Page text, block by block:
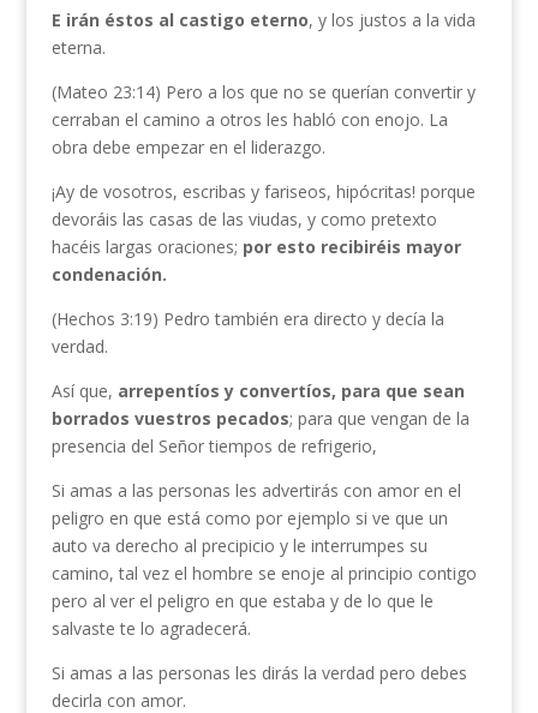
E irán éstos al castigo eterno, y los justos a la vida
eterna.
(Mateo 23:14) Pero a los que no se querían convertir y
cerraban el camino a otros les habló con enojo. La
obra debe empezar en el liderazgo.
¡Ay de vosotros, escribas y fariseos, hipócritas! porque
devoráis las casas de las viudas, y como pretexto
hacéis largas oraciones; por esto recibiréis mayor
condenación.
(Hechos 3:19) Pedro también era directo y decía la
verdad.
Así que, arrepentíos y convertíos, para que sean
borrados vuestros pecados; para que vengan de la
presencia del Señor tiempos de refrigerio,
Si amas a las personas les advertirás con amor en el
peligro en que está como por ejemplo si ve que un
auto va derecho al precipicio y le interrumpes su
camino, tal vez el hombre se enoje al principio contigo
pero al ver el peligro en que estaba y de lo que le
salvaste te lo agradecerá.
Si amas a las personas les dirás la verdad pero debes
decirla con amor.